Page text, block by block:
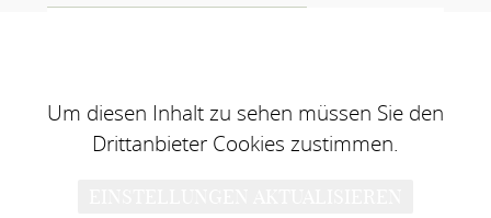
Um diesen Inhalt zu sehen müssen Sie den
Drittanbieter Cookies zustimmen.